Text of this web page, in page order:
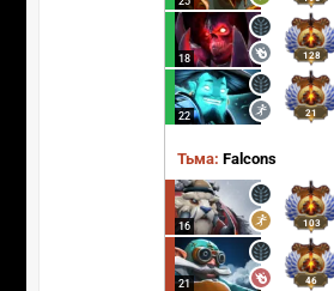
18 128
22 21
Тьма: Falcons
16 103
21 46